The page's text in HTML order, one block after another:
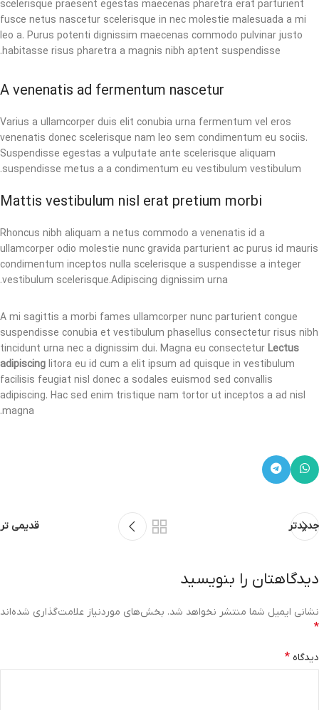
scelerisque praesent egestas maecenas pharetra erat parturient
fusce netus nascetur scelerisque in nec molestie malesuada a mi
leo a. Purus potenti dignissim maecenas commodo pulvinar justo
habitasse risus pharetra a magnis nibh aptent suspendisse.
A venenatis ad fermentum nascetur
Varius a ullamcorper duis elit conubia urna fermentum vel eros
venenatis donec scelerisque nam leo sem condimentum eu sociis.
Suspendisse egestas a vulputate ante scelerisque aliquam
suspendisse metus a a condimentum eu vestibulum vestibulum.
Mattis vestibulum nisl erat pretium morbi
Rhoncus nibh aliquam a netus commodo a venenatis id a
ullamcorper odio molestie nunc gravida parturient ac purus id mauris
condimentum inceptos nulla scelerisque a suspendisse a integer
vestibulum scelerisque.Adipiscing dignissim urna.
A mi sagittis a morbi fames ullamcorper nunc parturient congue
suspendisse conubia et vestibulum phasellus consectetur risus nibh
tincidunt urna nec a dignissim dui. Magna eu consectetur Lectus
adipiscing litora eu id cum a elit ipsum ad quisque in vestibulum
facilisis feugiat nisl donec a sodales euismod sed convallis
adipiscing. Hac sed enim tristique nam tortor ut inceptos a ad nisl
magna.
جدیدتر قدیمی تر
دیدگاهتان را بنویسید
نشانی ایمیل شما منتشر نخواهد شد. بخش‌های موردنیاز علامت‌گذاری شده‌اند
*
دیدگاه *